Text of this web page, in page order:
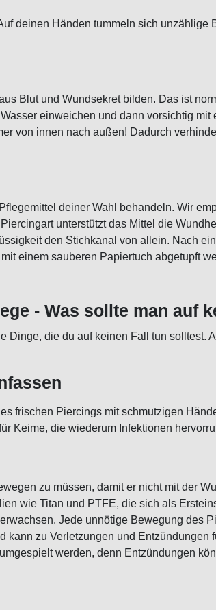
deinen Händen tummeln sich unzählige
Blut und Wundsekret bilden. Das ist
einweichen und dann vorsichtig mit
von innen nach außen! Dadurch
deiner Wahl behandeln. Wir
unterstützt das Mittel die
den Stichkanal von allein. Nach
einem sauberen Papiertuch abgetupft
- Was sollte man auf
Dinge, die du auf keinen Fall tun solltest.
frischen Piercings mit schmutzigen
Keime, die wiederum Infektionen
zu müssen, damit er nicht mit der
wie Titan und PTFE, die sich als
Jede unnötige Bewegung des
kann zu Verletzungen und Entzündungen
werden, denn Entzündungen